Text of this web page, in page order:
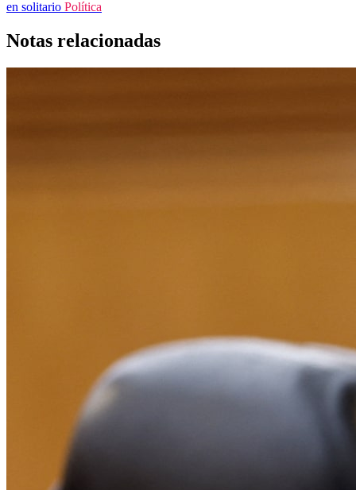
en solitario Política
Notas relacionadas